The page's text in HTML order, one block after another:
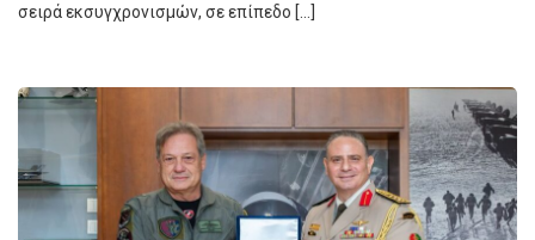
σειρά εκσυγχρονισμών, σε επίπεδο […]